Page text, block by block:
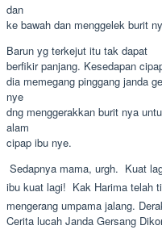
dan
ke bawah dan menggelek burit
Barun yg terkejut itu tak dapat
berfikir panjang. Kesedapan
dia memegang pinggang janda
nye
dng menggerakkan burit nya
alam
cipap ibu nye.
 Sedapnya mama, urgh.  Kuat
ibu kuat lagi!  Kak Harima telah
mengerang umpama jalang.
Cerita lucah Janda Gersang